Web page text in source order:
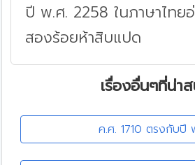
ปี พ.ศ. 2258 ในภาษาไทย
สองร้อยห้าสิบแปด
เรื่องอื่นๆที่น่า
ค.ศ. 1710 ตรงกับปี